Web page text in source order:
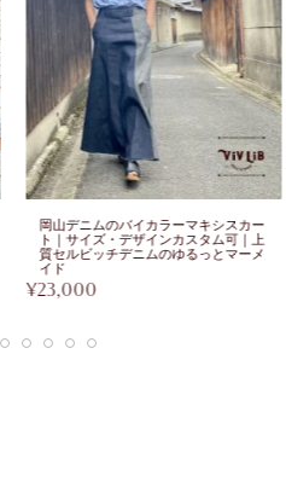
岡山デニムのバイカラーマキシスカー
ト｜サイズ・デザインカスタム可｜上
質セルビッチデニムのゆるっとマーメ
イド
¥23,000